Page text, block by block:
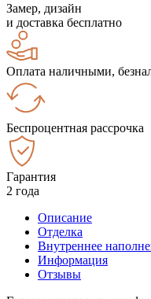
Замер, дизайн
и доставка бесплатно
Оплата наличными,
Беспроцентная рассрочка
Гарантия
2 года
Описание
Отделка
Внутреннее
Информация
Отзывы